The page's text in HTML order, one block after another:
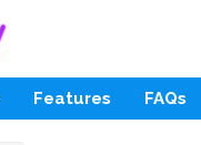
Features FAQs